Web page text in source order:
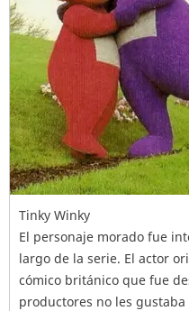
Tinky Winky
El personaje morado fue
largo de la serie. El actor
cómico británico que fue
productores no les